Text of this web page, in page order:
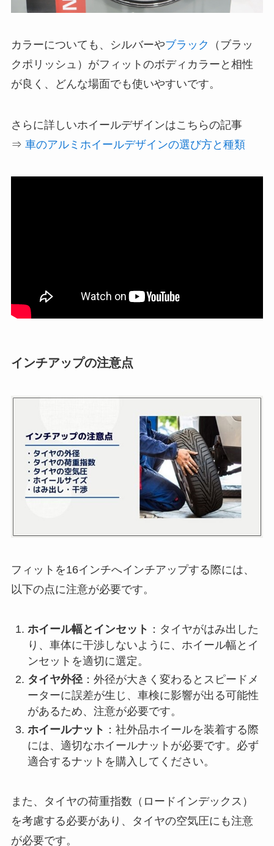
カラーについても、シルバーやブラック
（ブラッ
クポリッシュ）がフィットのボディカラーと相性
が良く、どんな場面でも使いやすいです。
さらに詳しいホイールデザインはこちらの記事
⇒ 車のアルミホイールデザインの選び方と種類
インチアップの注意点
フィットを16インチへインチアップする際には、
以下の点に注意が必要です。
ホイール幅とインセット ：タイヤがはみ出した
り、車体に干渉しないように、ホイール幅とイ
ンセットを適切に選定。
タイヤ外径：外径が大きく変わるとスピードメ
ーターに誤差が生じ、車検に影響が出る可能性
があるため、注意が必要です。
ホイールナット ：社外品ホイールを装着する際
には、適切なホイールナットが必要です。必ず
適合するナットを購入してください。
また、タイヤの荷重指数（ロードインデックス）
を考慮する必要があり、タイヤの空気圧にも注意
が必要です。